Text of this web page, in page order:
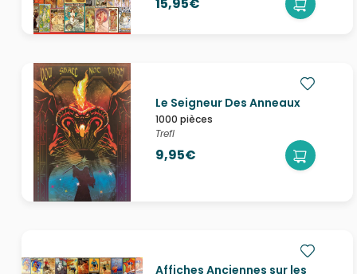
Le Seigneur Des Anneaux
1000 pièces
Trefl
9,95€
Affiches Anciennes sur les